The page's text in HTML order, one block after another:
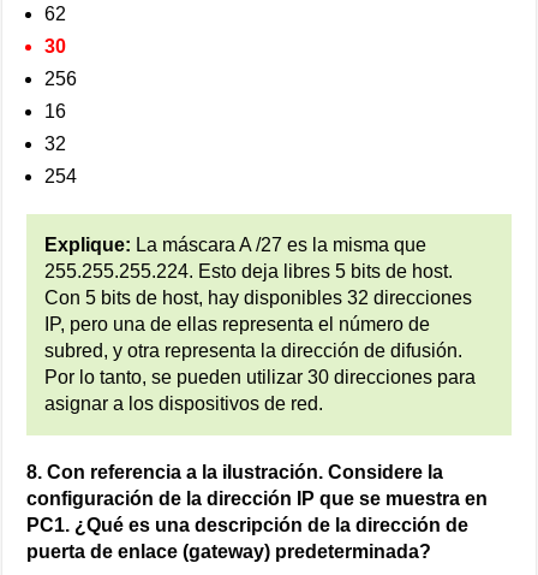
62
30
256
16
32
254
Explique: La máscara A /27 es la misma que
255.255.255.224. Esto deja libres 5 bits de host.
Con 5 bits de host, hay disponibles 32 direcciones
IP, pero una de ellas representa el número de
subred, y otra representa la dirección de difusión.
Por lo tanto, se pueden utilizar 30 direcciones para
asignar a los dispositivos de red.
8. Con referencia a la ilustración. Considere la
configuración de la dirección IP que se muestra en
PC1. ¿Qué es una descripción de la dirección de
puerta de enlace (gateway) predeterminada?